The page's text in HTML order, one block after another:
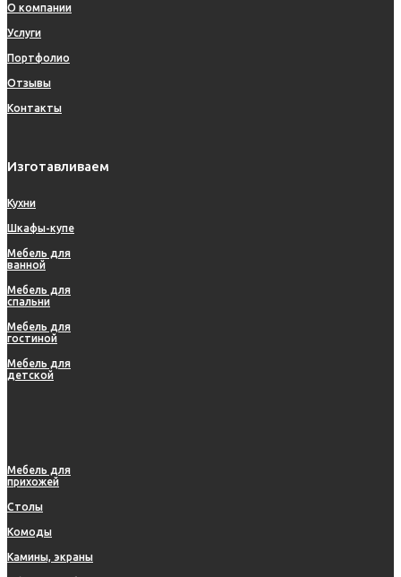
О компании
Услуги
Портфолио
Отзывы
Контакты
Изготавливаем
Кухни
Шкафы-купе
Мебель для
ванной
Мебель для
спальни
Мебель для
гостиной
Мебель для
детской
Мебель для
прихожей
Столы
Комоды
Камины, экраны